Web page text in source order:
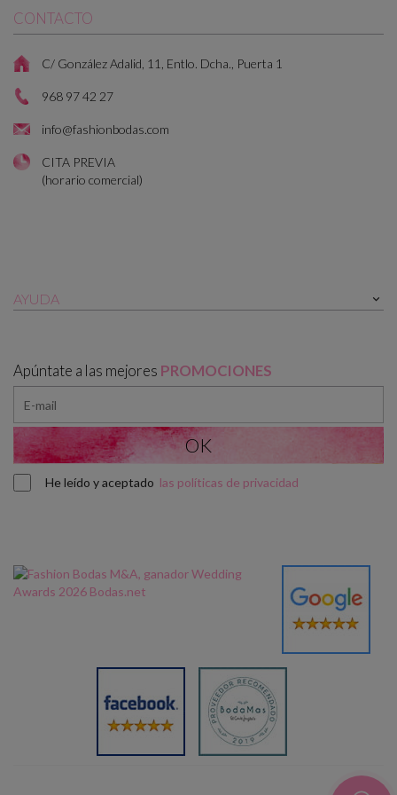
CONTACTO
C/ González Adalid, 11, Entlo. Dcha., Puerta 1
968 97 42 27
info@fashionbodas.com
CITA PREVIA
(horario comercial)
AYUDA 
Apúntate a las mejores PROMOCIONES
He leído y aceptado las políticas de privacidad